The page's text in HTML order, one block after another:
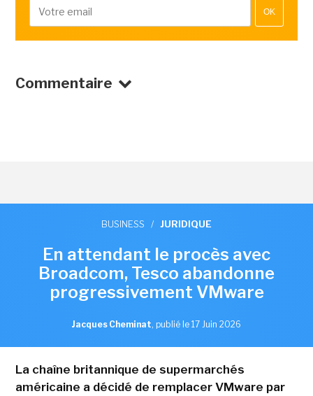
OK
Commentaire
BUSINESS / JURIDIQUE
En attendant le procès avec
Broadcom, Tesco abandonne
progressivement VMware
Jacques Cheminat, publié le 17 Juin 2026
La chaîne britannique de supermarchés
américaine a décidé de remplacer VMware par